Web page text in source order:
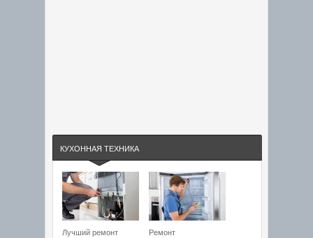
КУХОННАЯ ТЕХНИКА
Лучший ремонт
Ремонт